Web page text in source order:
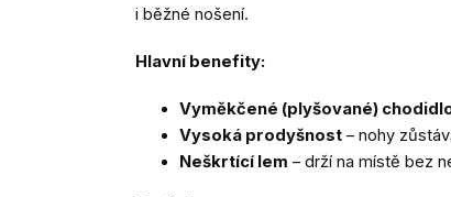
i běžné nošení.
Hlavní benefity:
Vyměkčené (plyšované)
Vysoká prodyšnost – nohy
Neškrtící lem – drží na místě bez